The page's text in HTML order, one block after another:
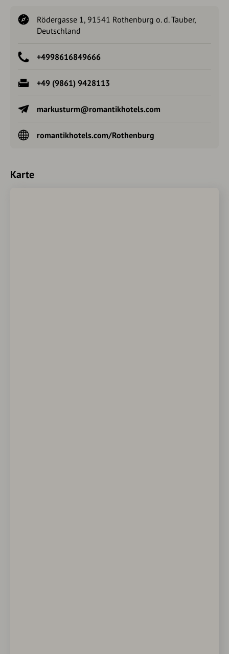
Rödergasse 1, 91541 Rothenburg o. d. Tauber,
Deutschland
+4998616849666
+49 (9861) 9428113
markusturm@romantikhotels.com
romantikhotels.com/Rothenburg
Karte